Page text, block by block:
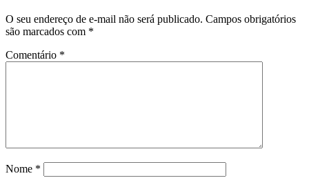
O seu endereço de e-mail não será publicado. Campos obrigatórios
são marcados com *
Comentário *
Nome *